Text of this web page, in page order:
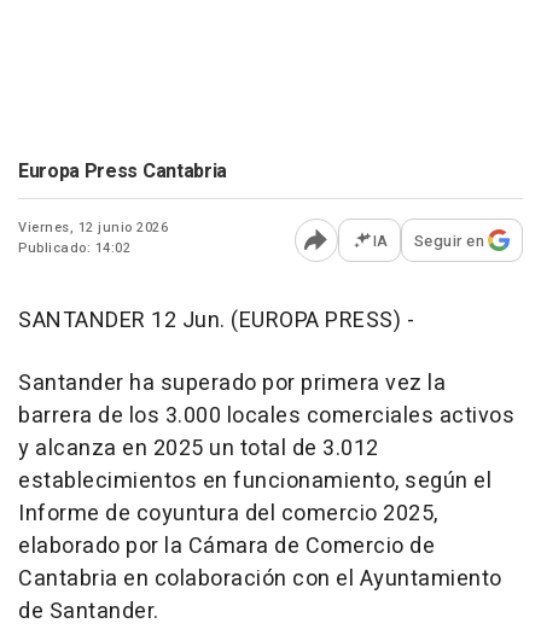
Europa Press Cantabria
Viernes, 12 junio 2026
Publicado: 14:02
Abrir opciones para
IA Seguir en
SANTANDER 12 Jun. (EUROPA PRESS) -
Santander ha superado por primera vez la
barrera de los 3.000 locales comerciales activos
y alcanza en 2025 un total de 3.012
establecimientos en funcionamiento, según el
Informe de coyuntura del comercio 2025,
elaborado por la Cámara de Comercio de
Cantabria en colaboración con el Ayuntamiento
de Santander.